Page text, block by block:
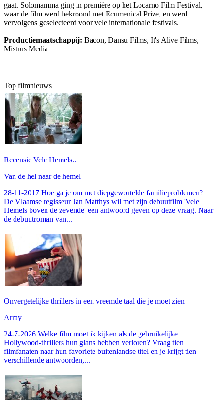
gaat. Solomamma ging in première op het Locarno Film Festival,
waar de film werd bekroond met Ecumenical Prize, en werd
vervolgens geselecteerd voor vele internationale festivals.
Productiemaatschappij: Bacon, Dansu Films, It's Alive Films,
Mistrus Media
Top filmnieuws
Recensie Vele Hemels...
Van de hel naar de hemel
28-11-2017 Hoe ga je om met diepgewortelde familieproblemen?
De Vlaamse regisseur Jan Matthys wil met zijn debuutfilm 'Vele
Hemels boven de zevende' een antwoord geven op deze vraag. Naar
de debuutroman van...
Onvergetelijke thrillers in een vreemde taal die je moet zien
Array
24-7-2026 Welke film moet ik kijken als de gebruikelijke
Hollywood-thrillers hun glans hebben verloren? Vraag tien
filmfanaten naar hun favoriete buitenlandse titel en je krijgt tien
verschillende antwoorden,...